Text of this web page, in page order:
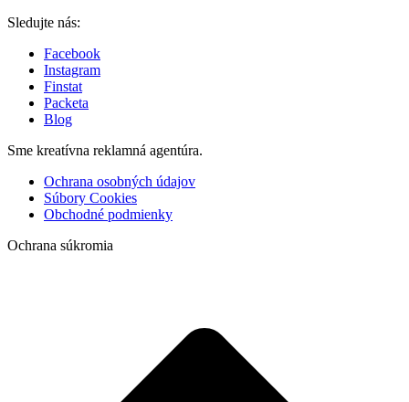
Sledujte nás:
Facebook
Instagram
Finstat
Packeta
Blog
Sme kreatívna reklamná agentúra.
Ochrana osobných údajov
Súbory Cookies
Obchodné podmienky
Ochrana súkromia